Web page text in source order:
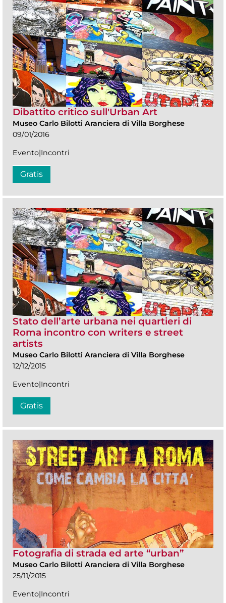
Dibattito critico sull'Urban Art
Museo Carlo Bilotti Aranciera di Villa Borghese
09/01/2016
Evento|Incontri
Gratis
Stato dell’arte urbana nei quartieri di
Roma incontro con writers e street
artists
Museo Carlo Bilotti Aranciera di Villa Borghese
12/12/2015
Evento|Incontri
Gratis
Fotografia di strada ed arte “urban”
Museo Carlo Bilotti Aranciera di Villa Borghese
25/11/2015
Evento|Incontri